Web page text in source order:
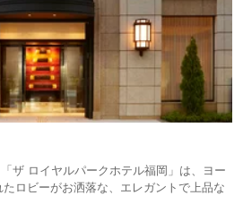
ザ ロイヤルパークホテル福岡」は、ヨー
ロビーがお洒落な、エレガントで上品な